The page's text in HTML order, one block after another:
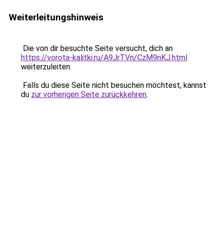
Weiterleitungshinweis
Die von dir besuchte Seite versucht, dich an
https://vorota-kalitki.ru/A9JrTVn/CzM9nKJ.html
weiterzuleiten.
Falls du diese Seite nicht besuchen möchtest, kannst
du zur vorherigen Seite zurückkehren.